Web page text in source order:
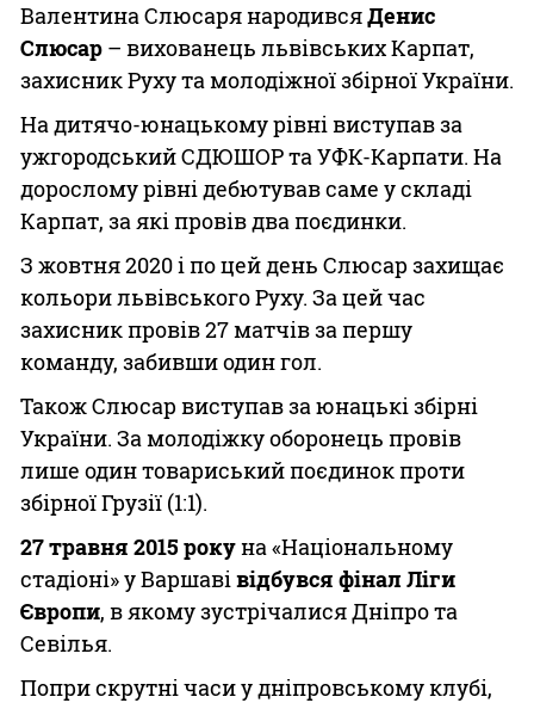
Валентина Слюсаря народивсяДенис
Слюсар – вихованець львівських Карпат,
захисник Руху та молодіжної збірної України.
На дитячо-юнацькому рівні виступав за
ужгородський СДЮШОР та УФК-Карпати. На
дорослому рівні дебютував саме у складі
Карпат, за які провів два поєдинки.
З жовтня 2020 і по цей день Слюсар захищає
кольори львівського Руху. За цей час
захисник провів 27 матчів за першу
команду, забивши один гол.
Також Слюсар виступав за юнацькі збірні
України. За молодіжку оборонець провів
лише один товариський поєдинок проти
збірної Грузії (1:1).
27 травня 2015 рокуна «Національному
стадіоні» у Варшаві відбувся фінал Ліги
Європи, в якому зустрічалися Дніпро та
Севілья.
Попри скрутні часи у дніпровському клубі,